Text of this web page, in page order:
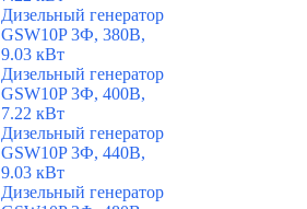
Дизельный генератор
GSW10P 3Ф, 380В,
9.03 кВт
Дизельный генератор
GSW10P 3Ф, 400В,
7.22 кВт
Дизельный генератор
GSW10P 3Ф, 440В,
9.03 кВт
Дизельный генератор